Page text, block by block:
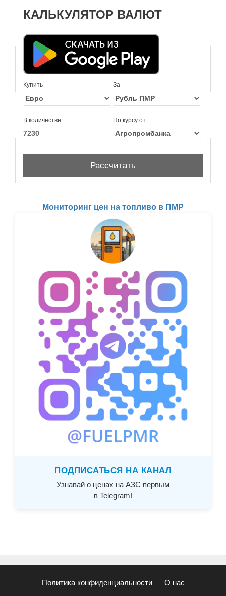
КАЛЬКУЛЯТОР ВАЛЮТ
Купить За
В количестве По курсу от
Мониторинг цен на топливо в ПМР
ПОДПИСАТЬСЯ НА КАНАЛ
Узнавай о ценах на АЗС первым
в Telegram!
Политика конфиденциальности О нас